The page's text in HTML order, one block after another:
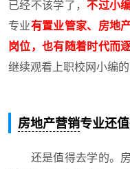
已经不该学了，不过小
专业有置业管家、房地
岗位，也有随着时代而
继续观看上职校网小编的
房地产营销专业还
还是值得去学的。房